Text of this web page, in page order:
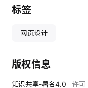
标签
网页设计
版权信息
知识共享-署名4.0 许可